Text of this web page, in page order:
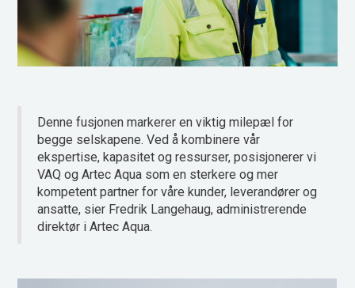
Denne fusjonen markerer en viktig milepæl for
begge selskapene. Ved å kombinere vår
ekspertise, kapasitet og ressurser, posisjonerer vi
VAQ og Artec Aqua som en sterkere og mer
kompetent partner for våre kunder, leverandører og
ansatte, sier Fredrik Langehaug, administrerende
direktør i Artec Aqua.